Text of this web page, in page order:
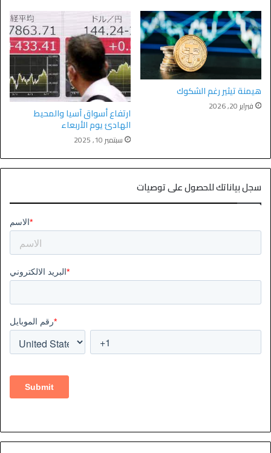
هيمنة تيثير رغم الشكوك
فبراير 20, 2026 ارتفاع أسواق آسيا والمحيط
الهادئ يوم الأربعاء
سبتمبر 10, 2025
سجل بياناتك للحصول على توصيات